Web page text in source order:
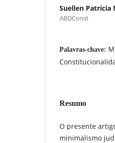
Suellen Patrícia
ABDConst
Palavras-chave:
Resumo
O presente
minimalismo